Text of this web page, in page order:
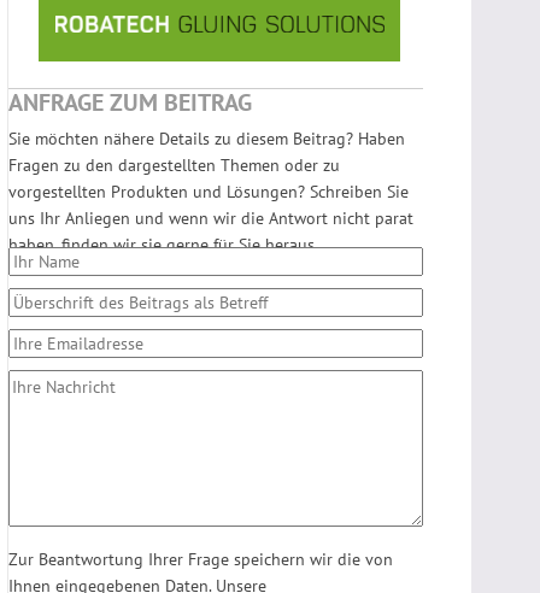
ANFRAGE ZUM BEITRAG
Sie möchten nähere Details zu diesem Beitrag? Haben
Fragen zu den dargestellten Themen oder zu
vorgestellten Produkten und Lösungen? Schreiben Sie
uns Ihr Anliegen und wenn wir die Antwort nicht parat
haben, finden wir sie gerne für Sie heraus.
Zur Beantwortung Ihrer Frage speichern wir die von
Ihnen eingegebenen Daten. Unsere